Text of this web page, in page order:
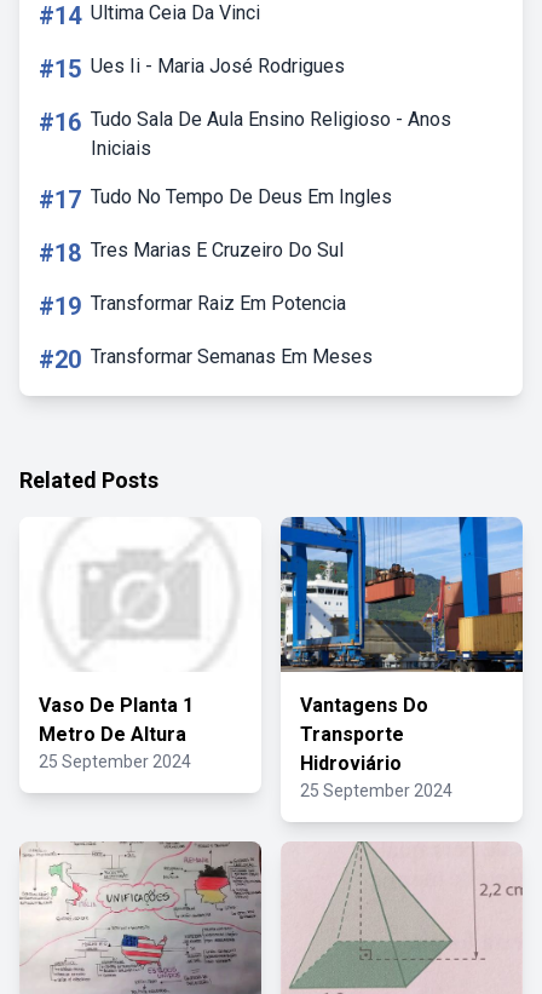
#14 Ultima Ceia Da Vinci
#15 Ues Ii - Maria José Rodrigues
#16 Tudo Sala De Aula Ensino Religioso - Anos
Iniciais
#17 Tudo No Tempo De Deus Em Ingles
#18 Tres Marias E Cruzeiro Do Sul
#19 Transformar Raiz Em Potencia
#20 Transformar Semanas Em Meses
Related Posts
Vaso De Planta 1
Metro De Altura
25 September 2024
Vantagens Do
Transporte
Hidroviário
25 September 2024